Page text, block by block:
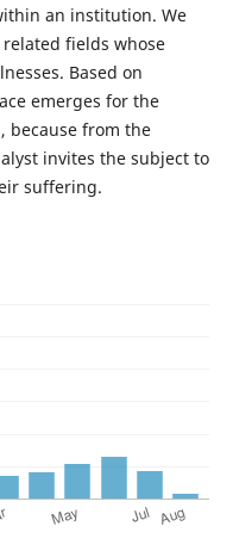
an institution. We
fields whose
Based on
emerges for the
because from the
invites the subject to
suffering.